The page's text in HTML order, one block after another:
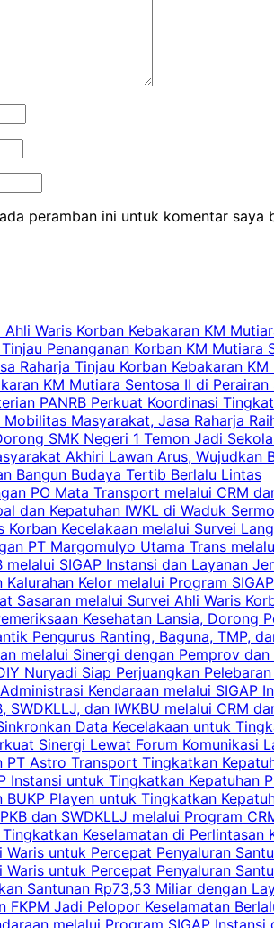
peramban ini untuk komentar saya
Waris Korban Kebakaran KM
Penanganan Korban KM Mutiara
Raharja Tinjau Korban Kebakaran
KM Mutiara Sentosa II di Perairan
PANRB Perkuat Koordinasi
Masyarakat, Jasa Raharja
SMK Negeri 1 Temon Jadi
Akhiri Lawan Arus, Wujudkan
Bangun Budaya Tertib Berlalu Lintas
PO Mata Transport melalui CRM
dan Kepatuhan IWKL di Waduk Sermo
Kecelakaan melalui Survei
PT Margomulyo Utama Trans
SIGAP Instansi dan Layanan
Kelor melalui Program
Sasaran melalui Survei Ahli Waris
Kesehatan Lansia, Dorong
Pengurus Ranting, Baguna, TMP,
melalui Sinergi dengan Pemprov
Nuryadi Siap Perjuangkan
Kendaraan melalui SIGAP
SWDKLLJ, dan IWKBU melalui CRM
Data Kecelakaan untuk
Sinergi Lewat Forum Komunikasi
Astro Transport Tingkatkan
Instansi untuk Tingkatkan Kepatuhan
Playen untuk Tingkatkan
dan SWDKLLJ melalui Program
Keselamatan di Perlintasan
untuk Percepat Penyaluran
untuk Percepat Penyaluran
Santunan Rp73,53 Miliar dengan
FKPM Jadi Pelopor Keselamatan
melalui Program SIGAP Instansi